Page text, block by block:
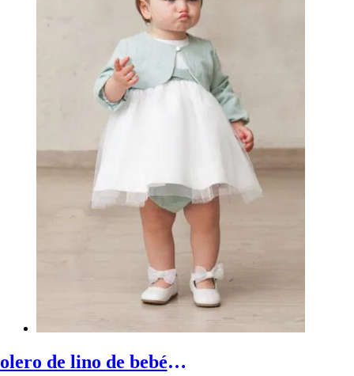
Bolero de lino de bebé - bolero bebe en lino para ceremonias